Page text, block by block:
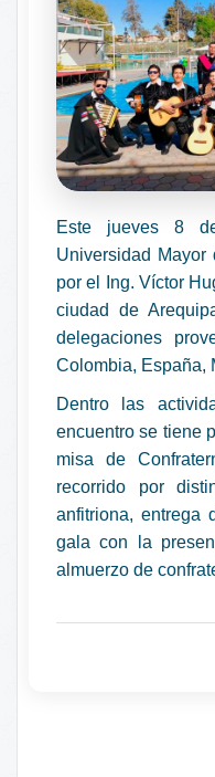
Este jueves 8
Universidad Mayor
por el Ing. Víctor
ciudad de
delegaciones
Colombia, España,
Dentro las
encuentro se tiene
misa de
recorrido por
anfitriona, entrega
gala con la
almuerzo de